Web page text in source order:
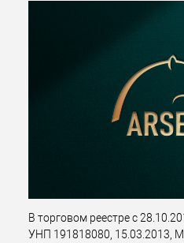
В торговом реестре с
УНП 191818080, 15.03.2013,